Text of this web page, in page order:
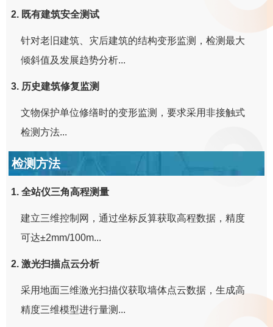
2. 既有建筑安全测试
针对老旧建筑、灾后建筑的结构变形监测，检测最大
倾斜值及发展趋势分析...
3. 历史建筑修复监测
文物保护单位修缮时的变形监测，要求采用非接触式
检测方法...
检测方法
1. 全站仪三角高程测量
建立三维控制网，通过坐标反算获取高程数据，精度
可达±2mm/100m...
2. 激光扫描点云分析
采用地面三维激光扫描仪获取墙体点云数据，生成高
精度三维模型进行量测...